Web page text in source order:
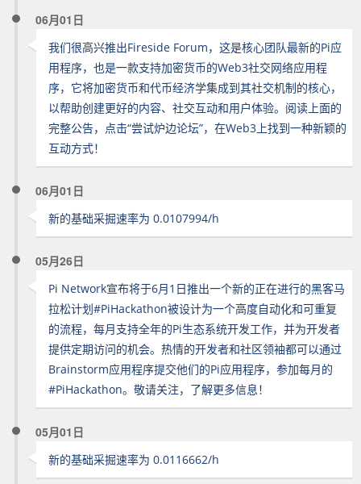
06月01日
我们很高兴推出Fireside Forum，这是核心团队最新的Pi应
用程序，也是一款支持加密货币的Web3社交网络应用程
序，它将加密货币和代币经济学集成到其社交机制的核心，
以帮助创建更好的内容、社交互动和用户体验。阅读上面的
完整公告，点击“尝试炉边论坛”，在Web3上找到一种新颖的
互动方式！
06月01日
新的基础采掘速率为 0.0107994/h
05月26日
Pi Network宣布将于6月1日推出一个新的正在进行的黑客马
拉松计划#PiHackathon被设计为一个高度自动化和可重复
的流程，每月支持全年的Pi生态系统开发工作，并为开发者
提供定期访问的机会。热情的开发者和社区领袖都可以通过
Brainstorm应用程序提交他们的Pi应用程序，参加每月的
#PiHackathon。敬请关注，了解更多信息！
05月01日
新的基础采掘速率为 0.0116662/h